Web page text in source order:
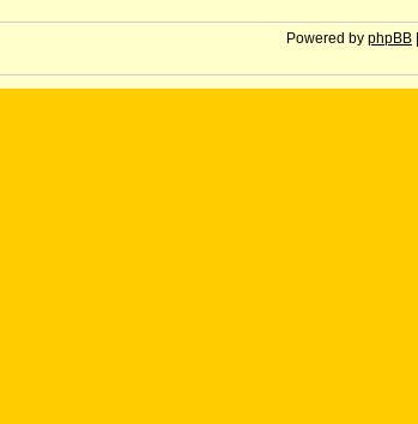
Powered by phpBB|